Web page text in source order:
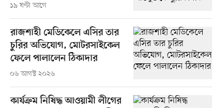
১৯ ঘণ্টা আগে
রাজশাহী মেডিকেলে এসির তার
চুরির অভিযোগ, মোটরসাইকেল
ফেলে পালালেন ঠিকাদার
০৬ আগস্ট ২০২৬
কার্যক্রম নিষিদ্ধ আওয়ামী লীগের